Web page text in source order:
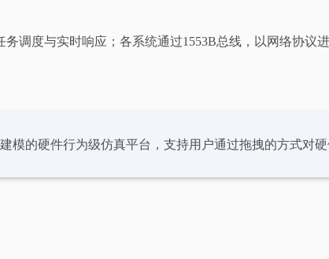
调度与实时响应；各系统通过1553B总线，以网络协
模的硬件行为级仿真平台，支持用户通过拖拽的方式对